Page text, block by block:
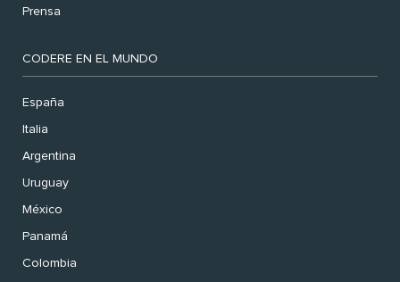
Prensa
CODERE EN EL MUNDO
España
Italia
Argentina
Uruguay
México
Panamá
Colombia